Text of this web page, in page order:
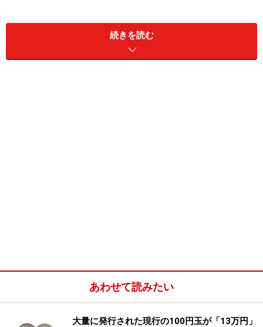
るなど、世界的な景気後退で需要が急減しているところ
に、為替市場では、無情な円高が進行。減産・円高のダ
ブルパンチが、日本経済を牽引してきた輸出産業を、直
※ 対象は、2月6日までに決算発表を終えた3月期決算企
業972社（金融などを除く）。
続きを読む
あわせて読みたい
大量に発行された現行の100円玉が「13万円」